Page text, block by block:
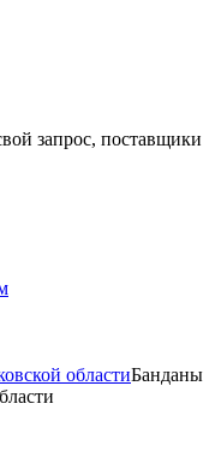
запрос, поставщики
областиБанданы